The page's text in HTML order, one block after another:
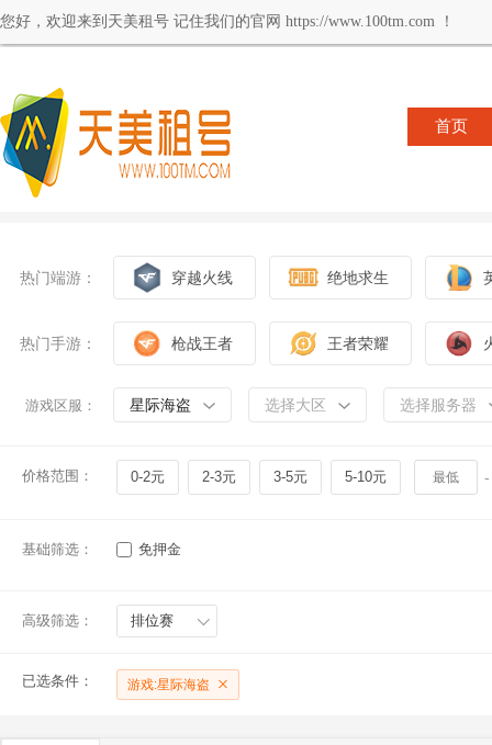
您好，欢迎来到天美租号 记住我们的官网 https://www.100tm.com ！
首页
热门端游： 穿越火线 绝地求生
热门手游： 枪战王者 王者荣耀
游戏区服： 星际海盗 选择大区 选择服务器
价格范围： 0-2元 2-3元 3-5元 5-10元 -
基础筛选： 免押金
高级筛选： 排位赛
已选条件： 游戏:星际海盗